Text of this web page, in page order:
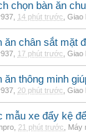
chọn bàn ăn
14 phút trước Giao
ăn chân sắt mặt
17 phút trước Giao
ăn thông minh
20 phút trước Giao
mẫu xe đẩy kệ
21 phút trước Máy